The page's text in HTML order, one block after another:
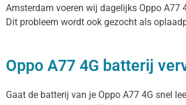
Amsterdam voeren wij dagelijks Oppo A77
Dit probleem wordt ook gezocht als
Oppo A77 4G batterij
Gaat de batterij van je Oppo A77 4G snel